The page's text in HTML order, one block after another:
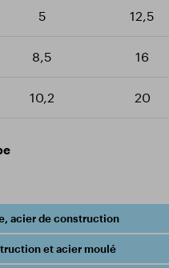
5 12,5
8,5 16
10,2 20
acier de construction
et acier moulé